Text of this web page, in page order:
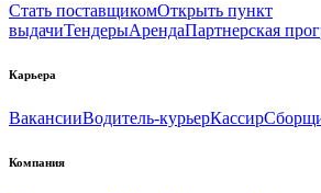
Стать поставщикомОткрыть пункт
выдачиТендерыАрендаПартнерская
Карьера
ВакансииВодитель-курьерКассир
Компания